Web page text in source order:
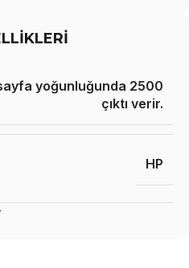
yoğunluğunda 2500
çıktı verir.
HP